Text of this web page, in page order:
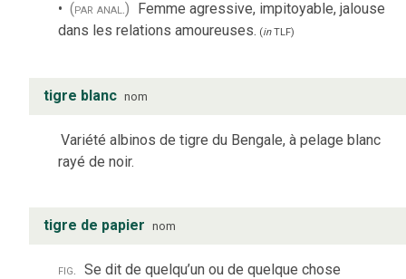
(par anal.) Femme agressive, impitoyable, jalouse
dans les relations amoureuses. (inTLF)
tigre blanc nom
Variété albinos de tigre du Bengale, à pelage blanc
rayé de noir.
tigre de papier nom
fig. Se dit de quelqu’un ou de quelque chose